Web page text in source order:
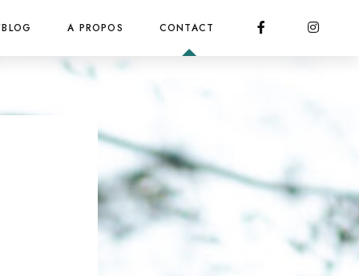
A PROPOS CONTACT